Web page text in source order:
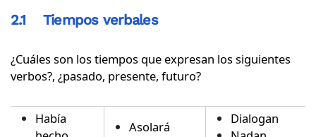
2.1 Tiempos verbales
¿Cuáles son los tiempos que expresan los siguientes
verbos?, ¿pasado, presente, futuro?
Había
Asolará
Dialogan